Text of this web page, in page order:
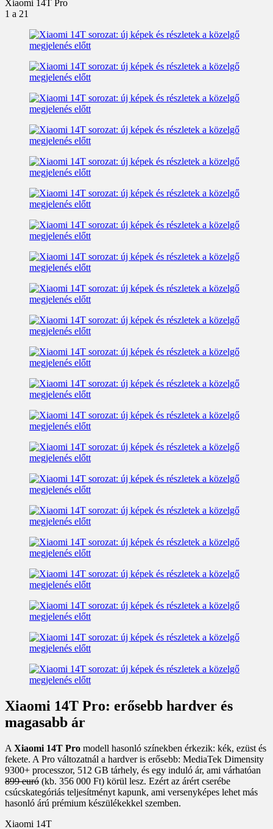
Xiaomi 14T Pro
1 a 21
Xiaomi 14T Pro: erősebb hardver és
magasabb ár
A Xiaomi 14T Pro modell hasonló színekben érkezik: kék, ezüst és
fekete. A Pro változatnál a hardver is erősebb: MediaTek Dimensity
9300+ processzor, 512 GB tárhely, és egy induló ár, ami várhatóan
899 euró (kb. 356 000 Ft) körül lesz. Ezért az árért cserébe
csúcskategóriás teljesítményt kapunk, ami versenyképes lehet más
hasonló árú prémium készülékekkel szemben.
Xiaomi 14T